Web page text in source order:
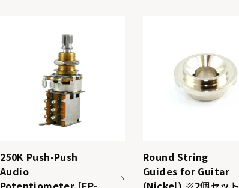
250K Push-Push
Audio
Round String
Guides for Guitar